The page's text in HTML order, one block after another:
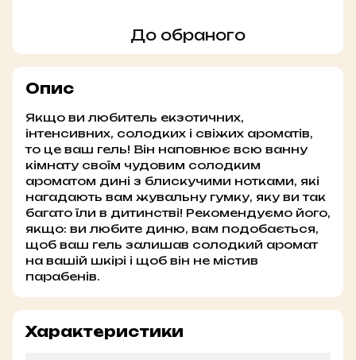
До обраного
Опис
Якщо ви любитель екзотичних,
інтенсивних, солодких і свіжих ароматів,
то це ваш гель! Він наповнює всю ванну
кімнату своїм чудовим солодким
ароматом дині з блискучими нотками, які
нагадають вам жувальну гумку, яку ви так
багато їли в дитинстві! Рекомендуємо його,
якщо: ви любите диню, вам подобається,
щоб ваш гель залишав солодкий аромат
на вашій шкірі і щоб він не містив
парабенів.
Характеристики